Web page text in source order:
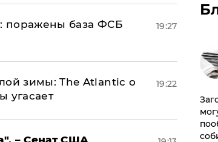
поражены база ФСБ
19:27
зимы: The Atlantic о
угасает
19:22